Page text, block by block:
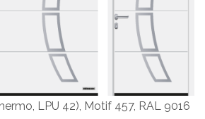
LPU 42), Motif 457, RAL 9016